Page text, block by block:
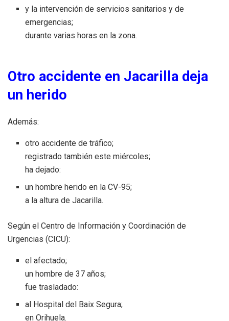
y la intervención de servicios sanitarios y de
emergencias;
durante varias horas en la zona.
Otro accidente en Jacarilla deja
un herido
Además:
otro accidente de tráfico;
registrado también este miércoles;
ha dejado:
un hombre herido en la CV-95;
a la altura de Jacarilla.
Según el Centro de Información y Coordinación de
Urgencias (CICU):
el afectado;
un hombre de 37 años;
fue trasladado:
al Hospital del Baix Segura;
en Orihuela.